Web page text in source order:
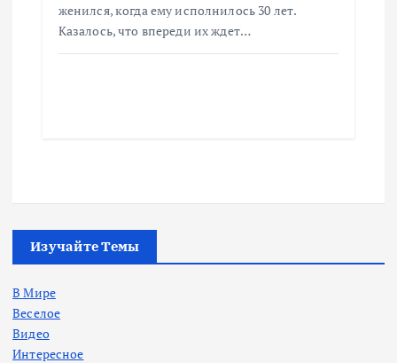
женился, когда ему исполнилось 30 лет.
Казалось, что впереди их ждет…
Изучайте Темы
В Мире
Веселое
Видео
Интересное